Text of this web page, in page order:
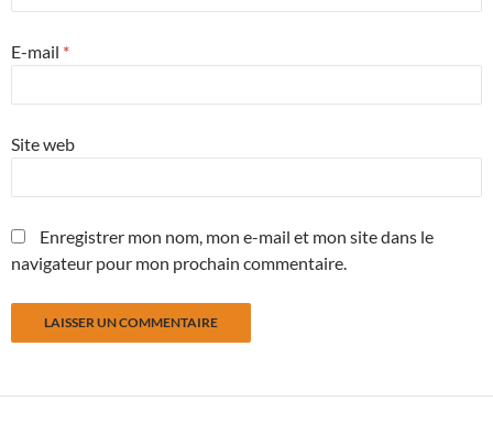
E-mail *
Site web
Enregistrer mon nom, mon e-mail et mon site dans le
navigateur pour mon prochain commentaire.